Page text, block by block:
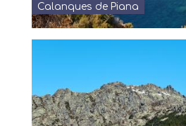
Calanques de Piana